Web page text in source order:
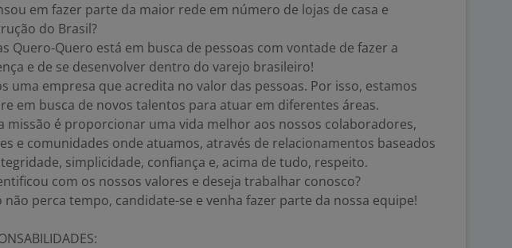
em fazer parte da maior rede em número de lojas de casa e
do Brasil?
Quero-Quero está em busca de pessoas com vontade de fazer a
e de se desenvolver dentro do varejo brasileiro!
uma empresa que acredita no valor das pessoas. Por isso, estamos
em busca de novos talentos para atuar em diferentes áreas.
missão é proporcionar uma vida melhor aos nossos colaboradores,
e comunidades onde atuamos, através de relacionamentos baseados
simplicidade, confiança e, acima de tudo, respeito.
com os nossos valores e deseja trabalhar conosco?
não perca tempo, candidate-se e venha fazer parte da nossa equipe!